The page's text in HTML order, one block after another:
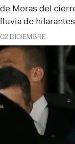
02 DICIEMBRE
de Moras del
lluvia de